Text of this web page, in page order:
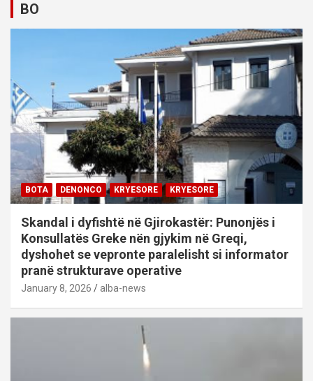
BO
BOTA DENONCO KRYESORE KRYESORE
Skandal i dyfishtë në Gjirokastër: Punonjës i
Konsullatës Greke nën gjykim në Greqi,
dyshohet se vepronte paralelisht si informator
pranë strukturave operative
January 8, 2026 alba-news